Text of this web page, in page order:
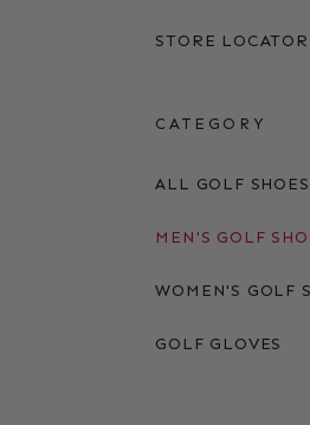
STORE LOCATOR
CATEGORY
ALL GOLF SHOES
MEN'S GOLF
WOMEN'S GOLF
GOLF GLOVES